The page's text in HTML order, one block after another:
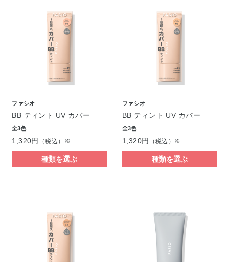
ファシオ
BB ティント UV カバー
全3色
1,320円 （税込）※
種類を選ぶ
ファシオ
BB ティント UV カバー
全3色
1,320円 （税込）※
種類を選ぶ